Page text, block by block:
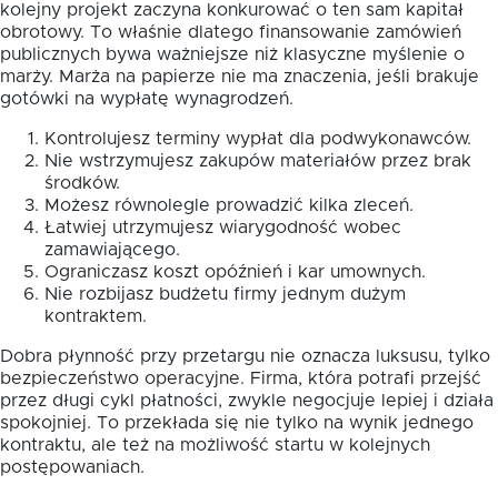
kolejny projekt zaczyna konkurować o ten sam kapitał
obrotowy. To właśnie dlatego finansowanie zamówień
publicznych bywa ważniejsze niż klasyczne myślenie o
marży. Marża na papierze nie ma znaczenia, jeśli brakuje
gotówki na wypłatę wynagrodzeń.
Kontrolujesz terminy wypłat dla podwykonawców.
Nie wstrzymujesz zakupów materiałów przez brak
środków.
Możesz równolegle prowadzić kilka zleceń.
Łatwiej utrzymujesz wiarygodność wobec
zamawiającego.
Ograniczasz koszt opóźnień i kar umownych.
Nie rozbijasz budżetu firmy jednym dużym
kontraktem.
Dobra płynność przy przetargu nie oznacza luksusu, tylko
bezpieczeństwo operacyjne. Firma, która potrafi przejść
przez długi cykl płatności, zwykle negocjuje lepiej i działa
spokojniej. To przekłada się nie tylko na wynik jednego
kontraktu, ale też na możliwość startu w kolejnych
postępowaniach.